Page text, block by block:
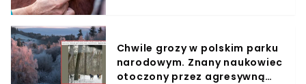
Chwile grozy w polskim parku
narodowym. Znany naukowiec
otoczony przez agresywną